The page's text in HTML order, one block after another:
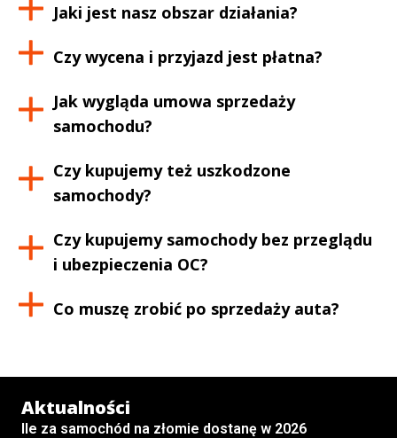
Jaki jest nasz obszar działania?
Czy wycena i przyjazd jest płatna?
Jak wygląda umowa sprzedaży
samochodu?
Czy kupujemy też uszkodzone
samochody?
Czy kupujemy samochody bez przeglądu
i ubezpieczenia OC?
Co muszę zrobić po sprzedaży auta?
Aktualności
Ile za samochód na złomie dostanę w 2026